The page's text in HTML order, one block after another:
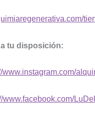
tu disposición:
www.instagram.com/
www.facebook.com/